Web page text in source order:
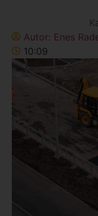
Autor: Enes
10:09